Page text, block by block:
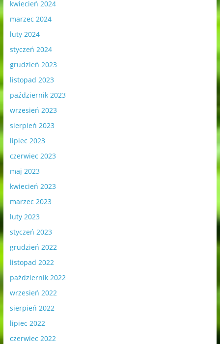
kwiecień 2024
marzec 2024
luty 2024
styczeń 2024
grudzień 2023
listopad 2023
październik 2023
wrzesień 2023
sierpień 2023
lipiec 2023
czerwiec 2023
maj 2023
kwiecień 2023
marzec 2023
luty 2023
styczeń 2023
grudzień 2022
listopad 2022
październik 2022
wrzesień 2022
sierpień 2022
lipiec 2022
czerwiec 2022